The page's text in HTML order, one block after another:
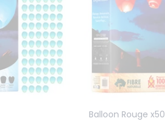
Balloon Rouge x50